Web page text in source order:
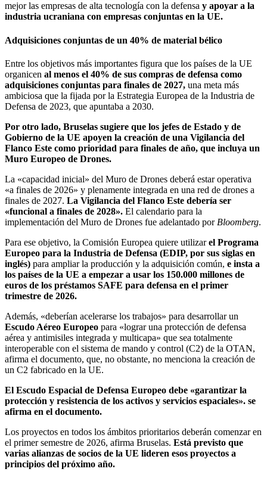
mejor las empresas de alta tecnología con la defensa y apoyar a la
industria ucraniana con empresas conjuntas en la UE.
Adquisiciones conjuntas de un 40% de material bélico
Entre los objetivos más importantes figura que los países de la UE
organicen al menos el 40% de sus compras de defensa como
adquisiciones conjuntas para finales de 2027, una meta más
ambiciosa que la fijada por la Estrategia Europea de la Industria de
Defensa de 2023, que apuntaba a 2030.
Por otro lado, Bruselas sugiere que los jefes de Estado y de
Gobierno de la UE apoyen la creación de una Vigilancia del
Flanco Este como prioridad para finales de año, que incluya un
Muro Europeo de Drones.
La «capacidad inicial» del Muro de Drones deberá estar operativa
«a finales de 2026» y plenamente integrada en una red de drones a
finales de 2027. La Vigilancia del Flanco Este debería ser
«funcional a finales de 2028». El calendario para la
implementación del Muro de Drones fue adelantado por Bloomberg.
Para ese objetivo, la Comisión Europea quiere utilizarel Programa
Europeo para la Industria de Defensa (EDIP, por sus siglas en
inglés) para ampliar la producción y la adquisición común, e insta a
los países de la UE a empezar a usar los 150.000 millones de
euros de los préstamos SAFE para defensa en el primer
trimestre de 2026.
Además, «deberían acelerarse los trabajos» para desarrollar un
Escudo Aéreo Europeo para «lograr una protección de defensa
aérea y antimisiles integrada y multicapa» que sea totalmente
interoperable con el sistema de mando y control (C2) de la OTAN,
afirma el documento, que, no obstante, no menciona la creación de
un C2 fabricado en la UE.
El Escudo Espacial de Defensa Europeo debe «garantizar la
protección y resistencia de los activos y servicios espaciales». se
afirma en el documento.
Los proyectos en todos los ámbitos prioritarios deberán comenzar en
el primer semestre de 2026, afirma Bruselas. Está previsto que
varias alianzas de socios de la UE lideren esos proyectos a
principios del próximo año.